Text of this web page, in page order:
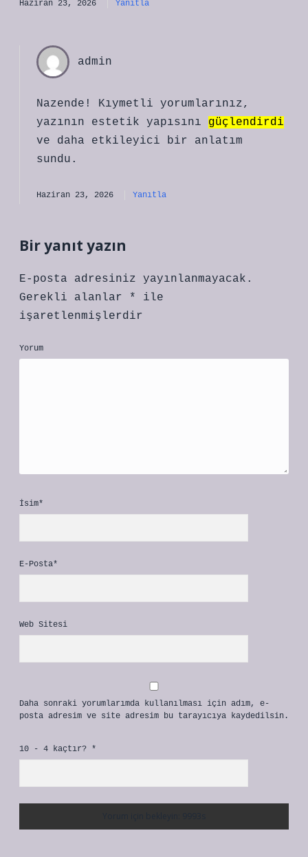
Haziran 23, 2026 Yanıtla
admin
Nazende! Kıymetli yorumlarınız,
yazının estetik yapısını güçlendirdi
ve daha etkileyici bir anlatım
sundu.
Haziran 23, 2026 Yanıtla
Bir yanıt yazın
E-posta adresiniz yayınlanmayacak.
Gerekli alanlar
*
ile
işaretlenmişlerdir
Yorum
İsim*
E-Posta*
Web Sitesi
Daha sonraki yorumlarımda kullanılması için adım, e-
posta adresim ve site adresim bu tarayıcıya kaydedilsin.
10 - 4 kaçtır? *